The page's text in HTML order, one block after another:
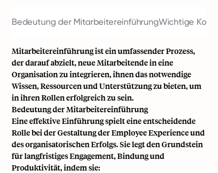
Bedeutung der MitarbeitereinführungWichtige
Mitarbeitereinführung ist ein umfassender Prozess,
der darauf abzielt, neue Mitarbeitende in eine
Organisation zu integrieren, ihnen das notwendige
Wissen, Ressourcen und Unterstützung zu bieten, um
in ihren Rollen erfolgreich zu sein.
Bedeutung der Mitarbeitereinführung
Eine effektive Einführung spielt eine entscheidende
Rolle bei der Gestaltung der Employee Experience und
des organisatorischen Erfolgs. Sie legt den Grundstein
für langfristiges Engagement, Bindung und
Produktivität, indem sie: